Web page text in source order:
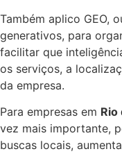
Também aplico GEO,
generativos, para
facilitar que
os serviços, a
da empresa.
Para empresas em Rio
vez mais importante,
buscas locais,